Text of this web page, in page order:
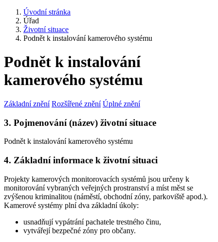
Úvodní stránka
Úřad
Životní situace
Podnět k instalování kamerového systému
Podnět k instalování
kamerového systému
Základní znění Rozšířené znění Úplné znění
3. Pojmenování (název) životní situace
Podnět k instalování kamerového systému
4. Základní informace k životní situaci
Projekty kamerových monitorovacích systémů jsou určeny k
monitorování vybraných veřejných prostranství a míst měst se
zvýšenou kriminalitou (náměstí, obchodní zóny, parkoviště apod.).
Kamerové systémy plní dva základní úkoly:
usnadňují vypátrání pachatele trestného činu,
vytvářejí bezpečné zóny pro občany.